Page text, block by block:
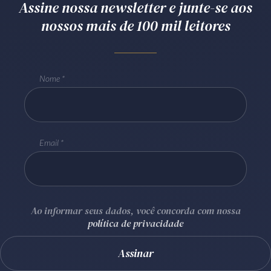
Assine nossa newsletter e junte-se aos
nossos mais de 100 mil leitores
Nome
Email
Ao informar seus dados, você concorda com nossa
política de privacidade